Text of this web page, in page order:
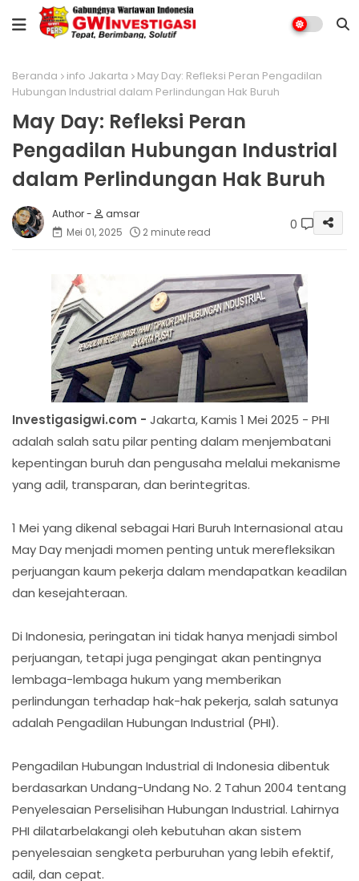
Beranda info Jakarta
May Day: Refleksi Peran Pengadilan
Hubungan Industrial dalam Perlindungan Hak Buruh
May Day: Refleksi Peran
Pengadilan Hubungan Industrial
dalam Perlindungan Hak Buruh
amsar
Mei 01, 2025
2 minute read 0
Investigasigwi.com - Jakarta, Kamis 1 Mei 2025 - PHI
adalah salah satu pilar penting dalam menjembatani
kepentingan buruh dan pengusaha melalui mekanisme
yang adil, transparan, dan berintegritas.
1 Mei yang dikenal sebagai Hari Buruh Internasional atau
May Day menjadi momen penting untuk merefleksikan
perjuangan kaum pekerja dalam mendapatkan keadilan
dan kesejahteraan.
Di Indonesia, peringatan ini tidak hanya menjadi simbol
perjuangan, tetapi juga pengingat akan pentingnya
lembaga-lembaga hukum yang memberikan
perlindungan terhadap hak-hak pekerja, salah satunya
adalah Pengadilan Hubungan Industrial (PHI).
Pengadilan Hubungan Industrial di Indonesia dibentuk
berdasarkan Undang-Undang No. 2 Tahun 2004 tentang
Penyelesaian Perselisihan Hubungan Industrial. Lahirnya
PHI dilatarbelakangi oleh kebutuhan akan sistem
penyelesaian sengketa perburuhan yang lebih efektif,
adil, dan cepat.